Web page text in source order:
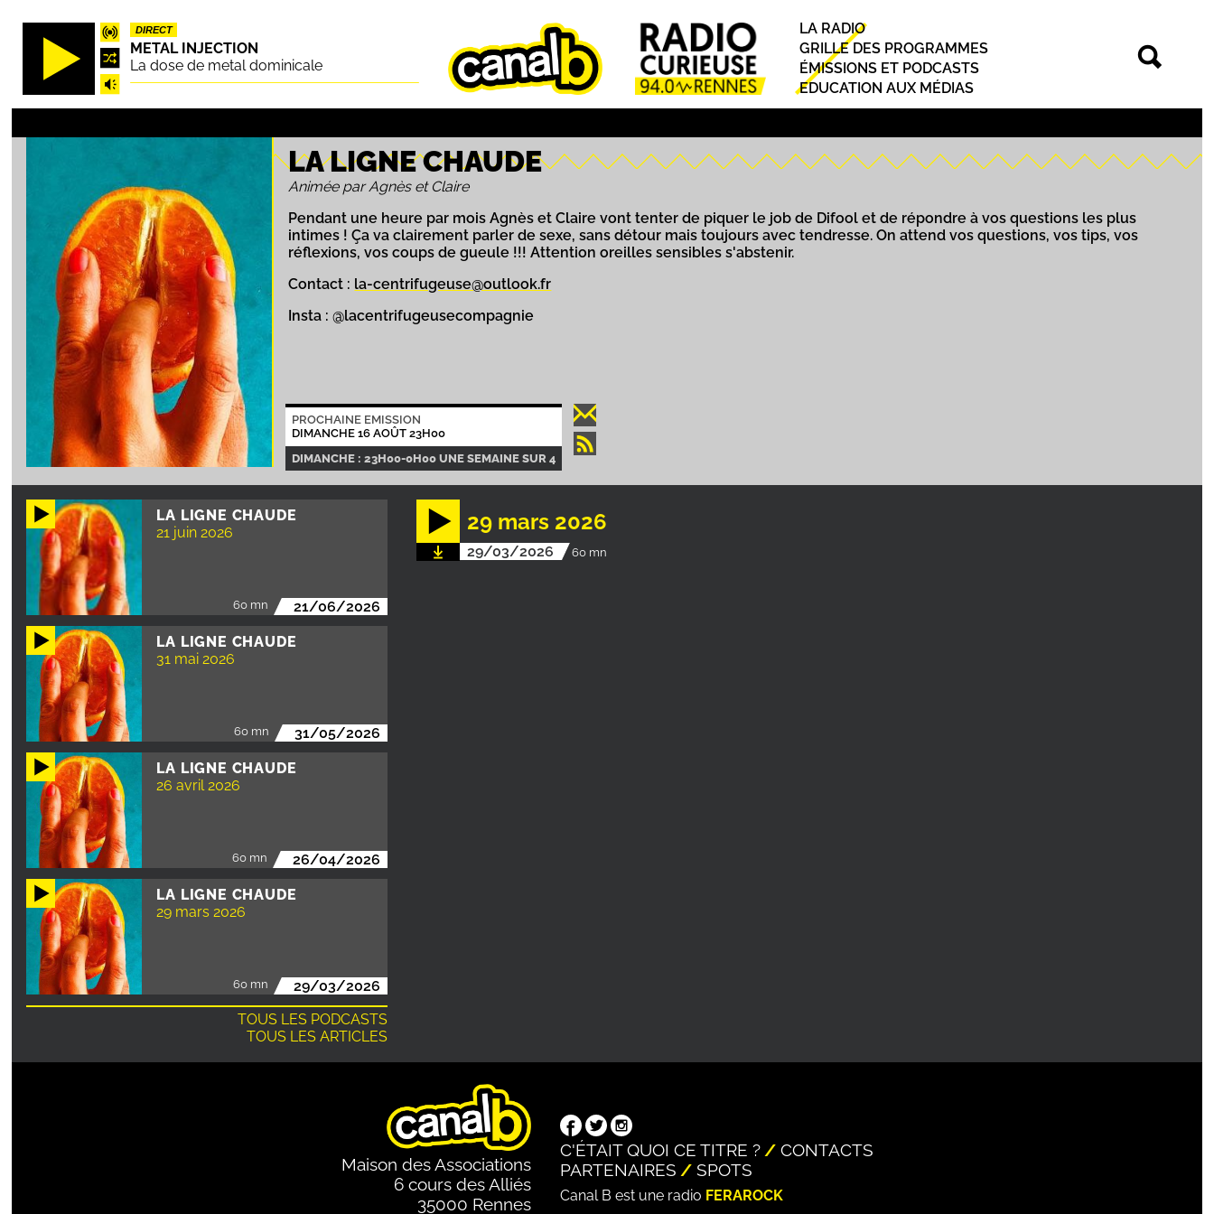
Aller
principal
DIRECT
METAL INJECTION
La dose de metal dominicale
Principal
LA RADIO
GRILLE DES PROGRAMMES
ÉMISSIONS ET PODCASTS
EDUCATION AUX MÉDIAS
LA LIGNE CHAUDE
Animée par Agnès et Claire
Pendant une heure par mois Agnès et Claire vont tenter de piquer le job de Difool et de répondre à vos questions les plus
intimes ! Ça va clairement parler de sexe, sans détour mais toujours avec tendresse. On attend vos questions, vos tips, vos
réflexions, vos coups de gueule !!! Attention oreilles sensibles s'abstenir.
Contact : la-centrifugeuse@outlook.fr
Insta : @lacentrifugeusecompagnie
PROCHAINE EMISSION
DIMANCHE 16 AOÛT 23H00
DIMANCHE : 23H00-0H00 UNE SEMAINE SUR 4
LA LIGNE CHAUDE
21 juin 2026
60 mn 21/06/2026
LA LIGNE CHAUDE
31 mai 2026
60 mn 31/05/2026
LA LIGNE CHAUDE
26 avril 2026
60 mn 26/04/2026
LA LIGNE CHAUDE
29 mars 2026
60 mn
29/03/2026
TOUS LES PODCASTS
TOUS LES ARTICLES
29 mars 2026
29/03/2026 60 mn
Maison des Associations
6 cours des Alliés
35000 Rennes
C'ÉTAIT QUOI CE TITRE ?
CONTACTS
PARTENAIRES
SPOTS
Canal B est une radio FERAROCK